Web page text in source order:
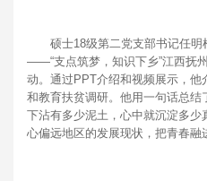
硕士18级第二党支部书记任明
——“支点筑梦，知识下乡”江西抚
动。通过PPT介绍和视频展示，他
和教育扶贫调研。他用一句话总结
下沾有多少泥土，心中就沉淀多少
心偏远地区的发展现状，把青春融